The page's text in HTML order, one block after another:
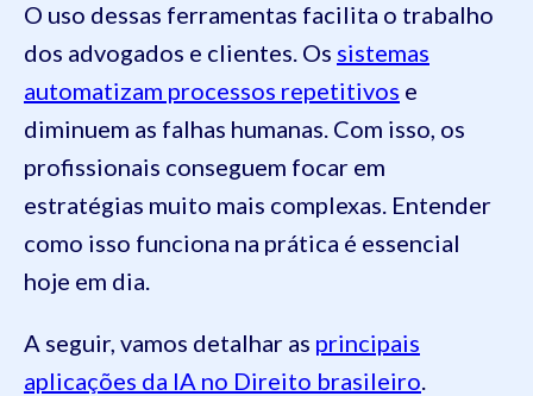
O uso dessas ferramentas facilita o trabalho
dos advogados e clientes. Os sistemas
automatizam processos repetitivos e
diminuem as falhas humanas. Com isso, os
profissionais conseguem focar em
estratégias muito mais complexas. Entender
como isso funciona na prática é essencial
hoje em dia.
A seguir, vamos detalhar as principais
aplicações da IA no Direito brasileiro